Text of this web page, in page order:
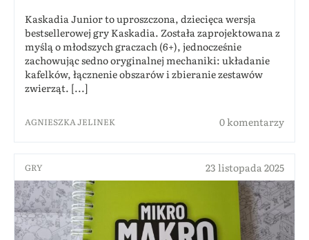
Kaskadia Junior to uproszczona, dziecięca wersja
bestsellerowej gry Kaskadia. Została zaprojektowana z
myślą o młodszych graczach (6+), jednocześnie
zachowując sedno oryginalnej mechaniki: układanie
kafelków, łącznenie obszarów i zbieranie zestawów
zwierząt. [...]
AGNIESZKA JELINEK 0 komentarzy
GRY 23 listopada 2025